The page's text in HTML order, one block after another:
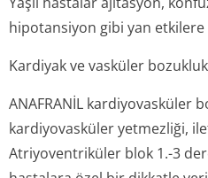
hipotansiyon gibi yan etkilere
Kardiyak ve vasküler
ANAFRANİL kardiyovasküler
kardiyovasküler yetmezliği,
Atriyoventriküler blok 1.-3